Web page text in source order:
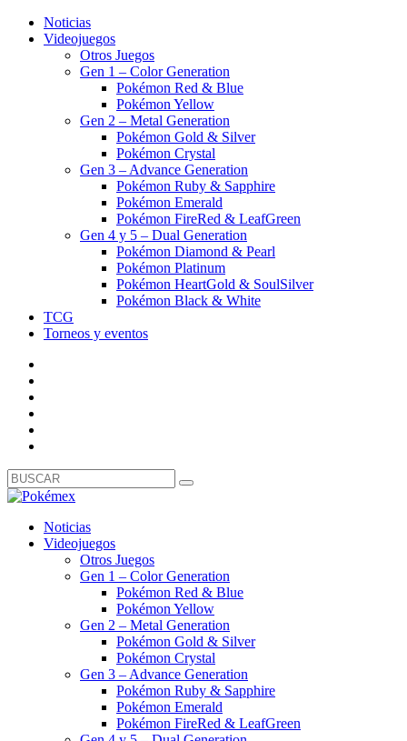
Noticias
Videojuegos
Otros Juegos
Gen 1 – Color Generation
Pokémon Red & Blue
Pokémon Yellow
Gen 2 – Metal Generation
Pokémon Gold & Silver
Pokémon Crystal
Gen 3 – Advance Generation
Pokémon Ruby & Sapphire
Pokémon Emerald
Pokémon FireRed & LeafGreen
Gen 4 y 5 – Dual Generation
Pokémon Diamond & Pearl
Pokémon Platinum
Pokémon HeartGold & SoulSilver
Pokémon Black & White
TCG
Torneos y eventos
Noticias
Videojuegos
Otros Juegos
Gen 1 – Color Generation
Pokémon Red & Blue
Pokémon Yellow
Gen 2 – Metal Generation
Pokémon Gold & Silver
Pokémon Crystal
Gen 3 – Advance Generation
Pokémon Ruby & Sapphire
Pokémon Emerald
Pokémon FireRed & LeafGreen